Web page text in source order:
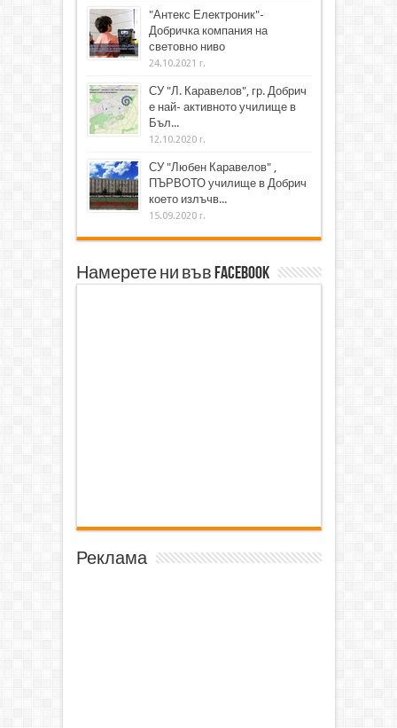
"Антекс Електроник"-
Добричка компания на
световно ниво
24.10.2021 г.
СУ "Л. Каравелов", гр. Добрич
е най- активното училище в
Бъл...
12.10.2020 г.
СУ "Любен Каравелов" ,
ПЪРВОТО училище в Добрич
което излъчв...
15.09.2020 г.
Намерете ни във Facebook
Реклама